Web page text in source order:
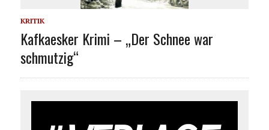
KRITIK
Kafkaesker Krimi – „Der Schnee war
schmutzig“